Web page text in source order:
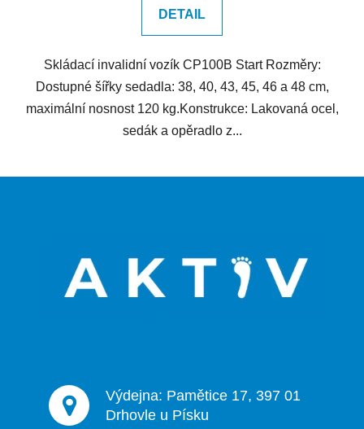
DETAIL
Skládací invalidní vozík CP100B Start Rozměry:
Dostupné šířky sedadla: 38, 40, 43, 45, 46 a 48 cm,
maximální nosnost 120 kg.Konstrukce: Lakovaná ocel,
sedák a opěradlo z...
Výdejna: Pamětice 17, 397 01
Drhovle u Písku